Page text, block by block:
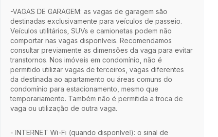
-VAGAS DE GARAGEM: as vagas de garagem são
destinadas exclusivamente para veículos de passeio.
Veículos utilitários, SUVs e camionetas podem não
comportar nas vagas disponíveis. Recomendamos
consultar previamente as dimensões da vaga para evitar
transtornos. Nos imóveis em condomínio, não é
permitido utilizar vagas de terceiros, vagas diferentes
da destinada ao apartamento ou áreas comuns do
condomínio para estacionamento, mesmo que
temporariamente. Também não é permitida a troca de
vaga ou utilização de outra vaga.
- INTERNET Wi-Fi (quando disponível): o sinal de